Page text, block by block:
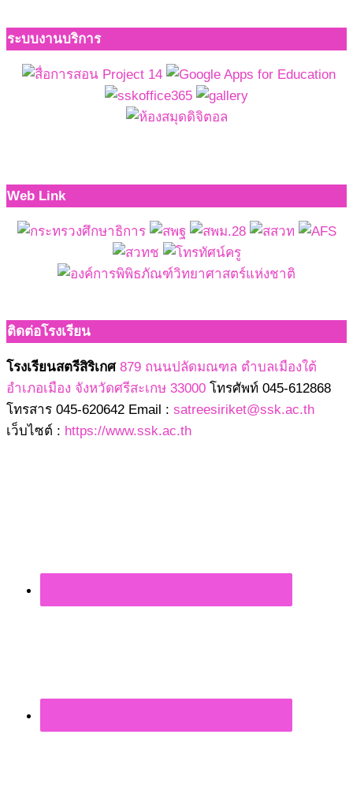
ระบบงานบริการ
Web Link
ติดต่อโรงเรียน
โรงเรียนสตรีสิริเกศ 879 ถนนปลัดมณฑล ตำบลเมืองใต้
อำเภอเมือง จังหวัดศรีสะเกษ 33000 โทรศัพท์ 045-612868
โทรสาร 045-620642 Email : satreesiriket@ssk.ac.th
เว็บไซต์ : https://www.ssk.ac.th